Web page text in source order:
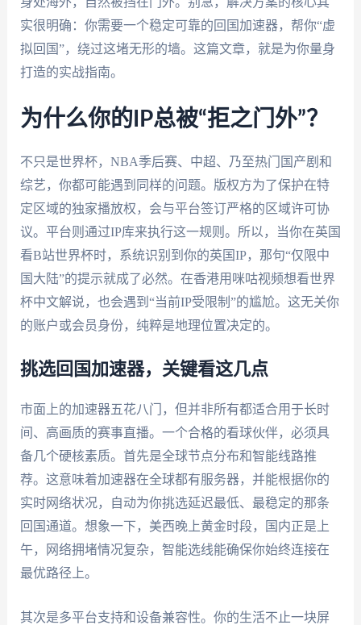
实很明确：你需要一个稳定可靠的回国加速器，帮你“虚
拟回国”，绕过这堵无形的墙。这篇文章，就是为你量身
打造的实战指南。
为什么你的IP总被“拒之门外”？
不只是世界杯，NBA季后赛、中超、乃至热门国产剧和
综艺，你都可能遇到同样的问题。版权方为了保护在特
定区域的独家播放权，会与平台签订严格的区域许可协
议。平台则通过IP库来执行这一规则。所以，当你在英国
看B站世界杯时，系统识别到你的英国IP，那句“仅限中
国大陆”的提示就成了必然。在香港用咪咕视频想看世界
杯中文解说，也会遇到“当前IP受限制”的尴尬。这无关你
的账户或会员身份，纯粹是地理位置决定的。
挑选回国加速器，关键看这几点
市面上的加速器五花八门，但并非所有都适合用于长时
间、高画质的赛事直播。一个合格的看球伙伴，必须具
备几个硬核素质。首先是全球节点分布和智能线路推
荐。这意味着加速器在全球都有服务器，并能根据你的
实时网络状况，自动为你挑选延迟最低、最稳定的那条
回国通道。想象一下，美西晚上黄金时段，国内正是上
午，网络拥堵情况复杂，智能选线能确保你始终连接在
最优路径上。
其次是多平台支持和设备兼容性。你的生活不止一块屏